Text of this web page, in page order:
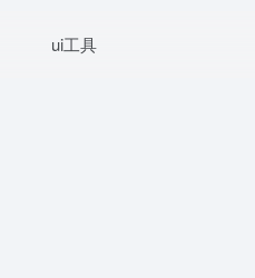
ui工具